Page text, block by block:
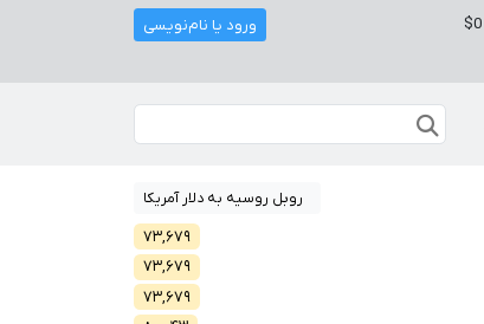
$0 ورود یا نام‌نویسی
روبل روسیه به دلار آمریکا
۷۳,۶۷۹
۷۳,۶۷۹
۷۳,۶۷۹